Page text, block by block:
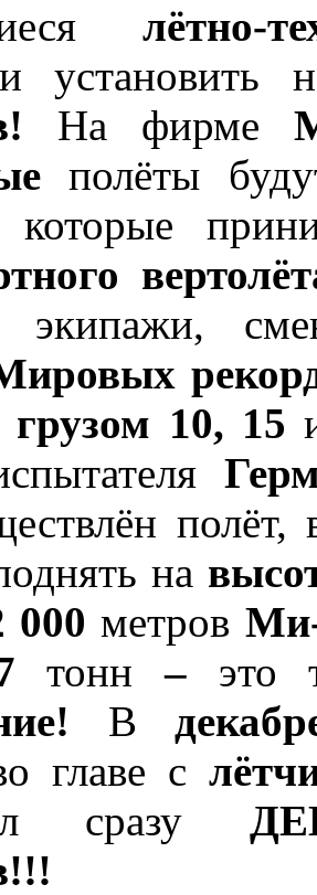
лётно-
На фирме
полёты
которые
экипажи,
грузом 10, 15
на
000 метров
тонн–это
В
главе с
сразу